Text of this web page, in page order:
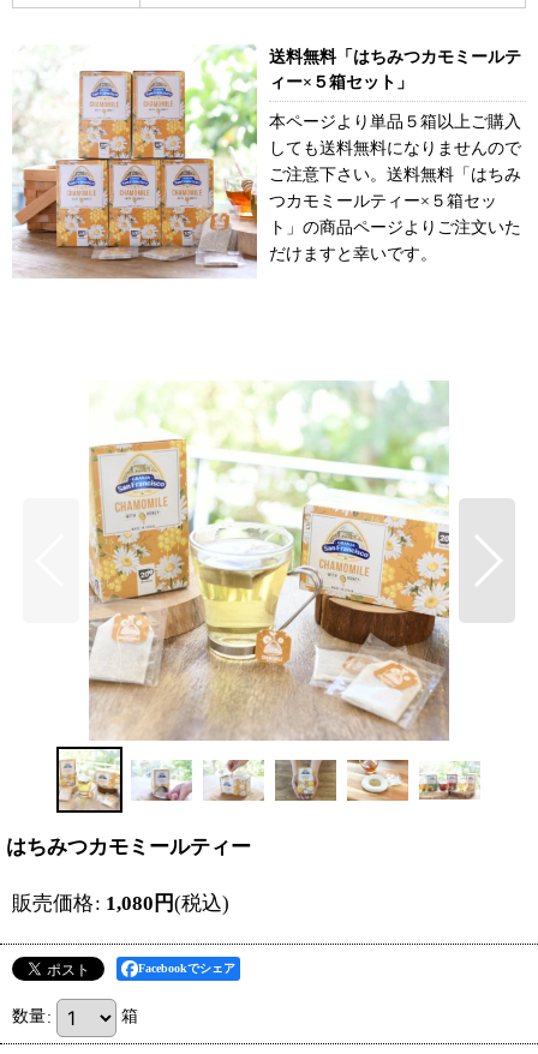
送料無料「はちみつカモミールテ
ィー×５箱セット」
本ページより単品５箱以上ご購入
しても送料無料になりませんので
ご注意下さい。送料無料「はちみ
つカモミールティー×５箱セッ
ト」の商品ページよりご注文いた
だけますと幸いです。
はちみつカモミールティー
販売価格: 1,080 円(税込)
Facebookでシェア
数量: 箱